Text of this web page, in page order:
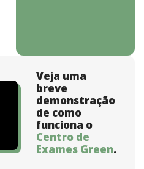
Veja uma
breve
demonstração
de como
funciona o
Centro de
Exames Green.